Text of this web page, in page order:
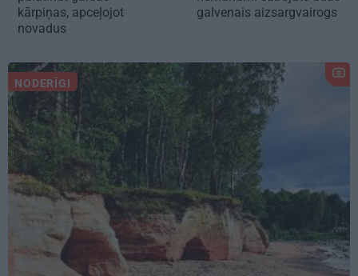
kārpiņas, apceļojot
novadus
galvenais aizsargvairogs
NODERĪGI